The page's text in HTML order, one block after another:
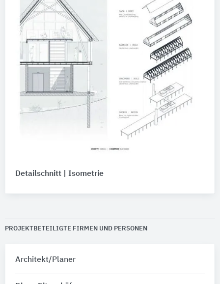
Detailschnitt | Isometrie
PROJEKTBETEILIGTE FIRMEN UND PERSONEN
Architekt/Planer